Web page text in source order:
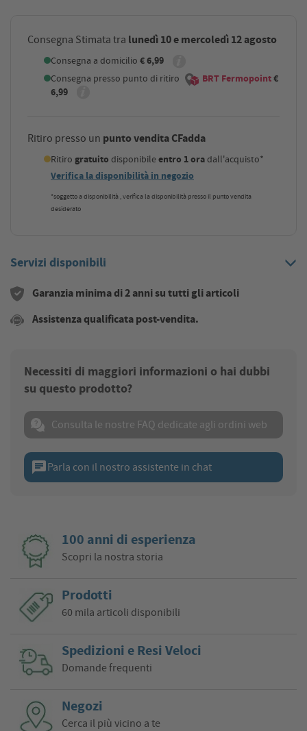
Consegna Stimata tra lunedì 10 e mercoledì 12 agosto
Consegna a domicilio € 6,99
Consegna presso punto di ritiro BRT Fermopoint€
6,99
Ritiro presso un punto vendita CFadda
Ritiro gratuito disponibileentro 1 oradall'acquisto*
Verifica la disponibilità in negozio
*soggetto a disponibilità , verifica la disponibilità presso il punto vendita
desiderato
Servizi disponibili
Garanzia minima di 2 anni su tutti gli articoli
Assistenza qualificata post-vendita.
Necessiti di maggiori informazioni o hai dubbi
su questo prodotto?
Consulta le nostre FAQ dedicate agli ordini web
chatParla con il nostro assistente in chat
100 anni di esperienza
Scopri la nostra storia
Prodotti
60 mila articoli disponibili
Spedizioni e Resi Veloci
Domande frequenti
Negozi
Cerca il più vicino a te